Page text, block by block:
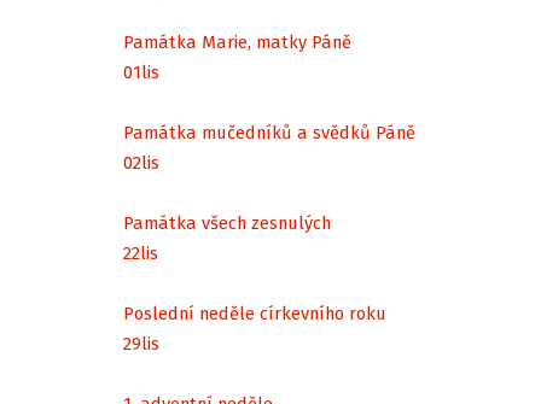
Památka Marie, matky Páně
01lis
Památka mučedníků a svědků Páně
02lis
Památka všech zesnulých
22lis
Poslední neděle církevního roku
29lis